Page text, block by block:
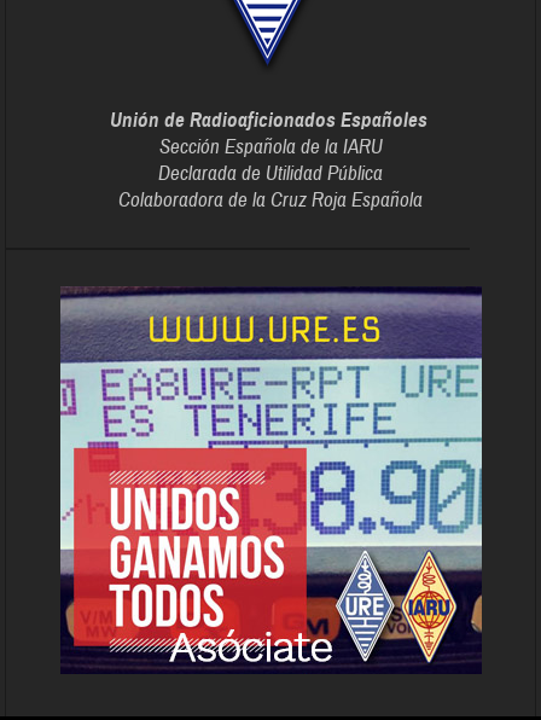
Unión de Radioaficionados Españoles
Sección Española de la IARU
Declarada de Utilidad Pública
Colaboradora de la Cruz Roja Española